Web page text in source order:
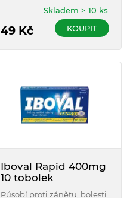
49 Kč
Skladem > 10 ks
KOUPIT
Iboval Rapid 400mg
10 tobolek
Působí proti zánětu, bolesti